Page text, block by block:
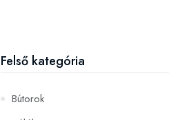
Felső kategória
Bútorok